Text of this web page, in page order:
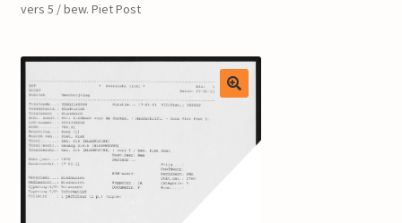
informatie
winkel
Submenu
uitvouwen
Componisten
nieuws
events
vers 5 / bew. Piet Post